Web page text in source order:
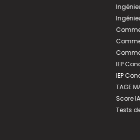
IEP
IEP
TAGE
Score
Tests